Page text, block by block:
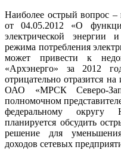
Наиболее острый вопрос –
от 04.05.2012 «О
электрической энергии
режима потребления
может привести к
«Архэнерго» за 2012
отрицательно отразится
ОАО «МРСК Северо-
полномочном
федеральному
планируется обсудить
решение для
доходов сетевых